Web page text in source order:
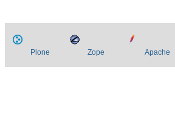
Plone Zope Apache